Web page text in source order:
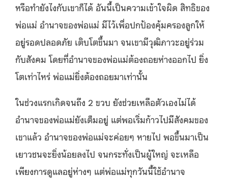
หรือทำยังไงกับเขาก็ได้ อันนี้เป็นความเข้าใจผิด สิทธิของ
พ่อแม่ อำนาจของพ่อแม่ มีไว้เพื่อปกป้องคุ้มครองลูกให้
อยู่รอดปลอดภัย เติบโตขึ้นมา จนเขามีวุฒิภาวะอยู่ร่วม
กับสังคม โดยที่อำนาจของพ่อแม่ต้องถอยห่างออกไป ยิ่ง
โตเท่าไหร่ พ่อแม่ยิ่งต้องถอยมาเท่านั้น
ในช่วงแรกเกิดจนถึง 2 ขวบ ยังช่วยเหลือตัวเองไม่ได้
อำนาจของพ่อแม่ยังเต็มอยู่ แต่พอเริ่มก้าวไปมีสังคมของ
เขาแล้ว อำนาจของพ่อแม่จะค่อยๆ หายไป พอขึ้นมาเป็น
เยาวชนจะยิ่งน้อยลงไป จนกระทั่งเป็นผู้ใหญ่ จะเหลือ
เพียงการดูแลอยู่ห่างๆ แต่พ่อแม่ทุกวันนี้ใช้อำนาจ